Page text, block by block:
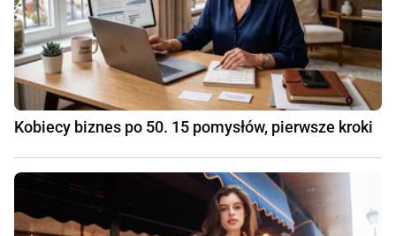
Kobiecy biznes po 50. 15 pomysłów, pierwsze kroki